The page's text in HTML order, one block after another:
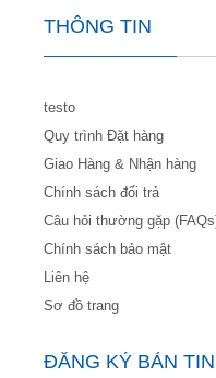
THÔNG TIN
testo
Quy trình Đặt hàng
Giao Hàng & Nhận hàng
Chính sách đổi trả
Câu hỏi thường gặp
Chính sách bảo mật
Liên hệ
Sơ đồ trang
ĐĂNG KÝ BẢN TIN